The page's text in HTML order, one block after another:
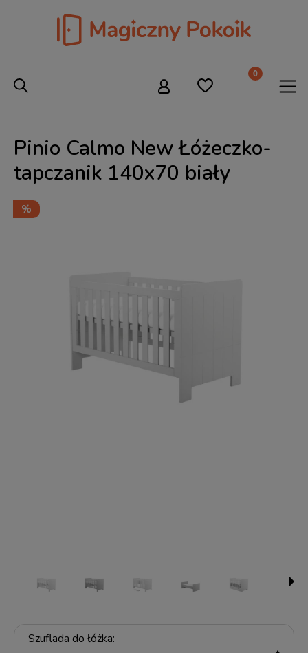
Pinio Calmo New Łóżeczko-
tapczanik 140x70 biały
Szuflada do łóżka: